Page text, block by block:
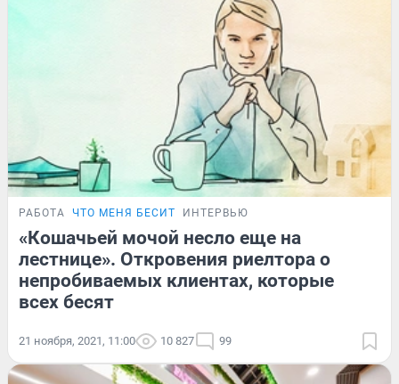
РАБОТА ЧТО МЕНЯ БЕСИТ ИНТЕРВЬЮ
«Кошачьей мочой несло еще на
лестнице». Откровения риелтора о
непробиваемых клиентах, которые
всех бесят
21 ноября, 2021, 11:00 10 827 99